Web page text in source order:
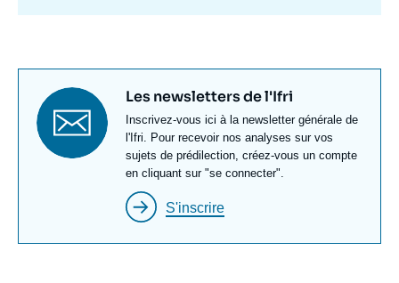
Titre
newsletter
Les newsletters de l'Ifri
Texte
Newsletter
Inscrivez-vous ici à la newsletter générale de
l'Ifri. Pour recevoir nos analyses sur vos
sujets de prédilection, créez-vous un compte
en cliquant sur "se connecter".
S'inscrire